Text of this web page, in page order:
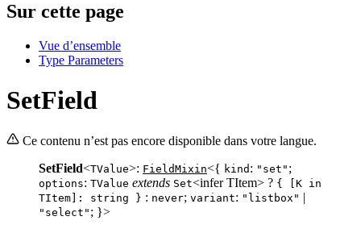
Sur cette page
Vue d’ensemble
Type Parameters
SetField
Ce contenu n’est pas encore disponible dans votre langue.
SetField<TValue>: FieldMixin<{ kind : "set" ;
options: TValue extends Set<infer TItem> ? { [K in
TItem]: string } : never; variant: "listbox" |
"select" ; }>